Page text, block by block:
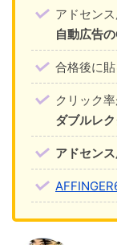
アドセン
自動広告
合格後に貼
クリック
ダブルレ
アドセン